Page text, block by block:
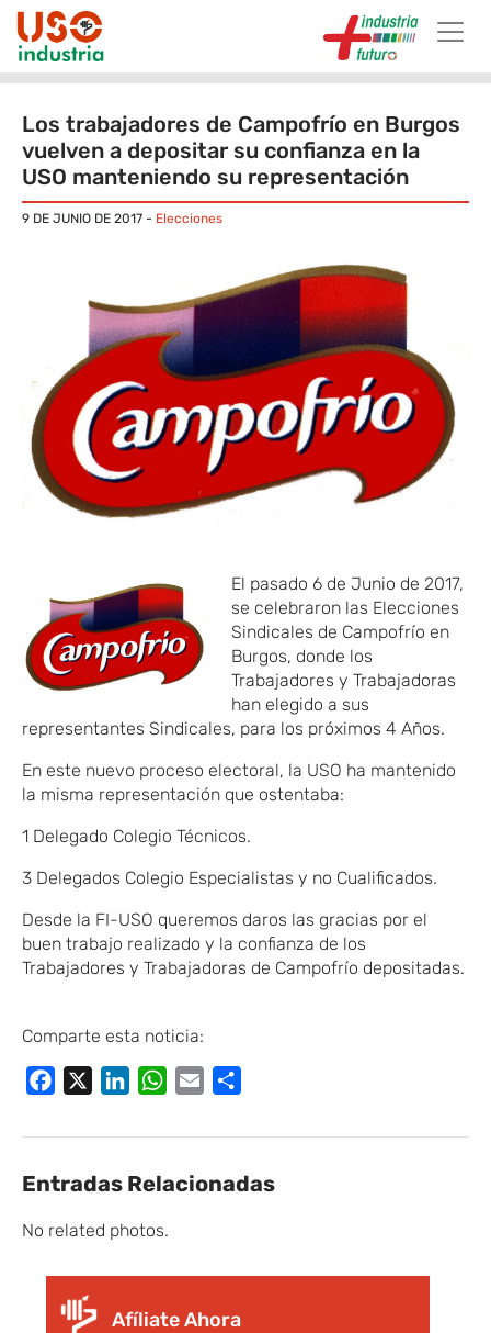
Skip to main content
Los trabajadores de Campofrío en Burgos
vuelven a depositar su confianza en la
USO manteniendo su representación
9 DE JUNIO DE 2017 - Elecciones
El pasado 6 de Junio de 2017,
se celebraron las Elecciones
Sindicales de Campofrío en
Burgos, donde los
Trabajadores y Trabajadoras
han elegido a sus
representantes Sindicales, para los próximos 4 Años.
En este nuevo proceso electoral, la USO ha mantenido
la misma representación que ostentaba:
1 Delegado Colegio Técnicos.
3 Delegados Colegio Especialistas y no Cualificados.
Desde la FI-USO queremos daros las gracias por el
buen trabajo realizado y la confianza de los
Trabajadores y Trabajadoras de Campofrío depositadas.
Comparte esta noticia:
Facebook LinkedInWhatsApp
Email
Entradas Relacionadas
No related photos.
Afíliate Ahora